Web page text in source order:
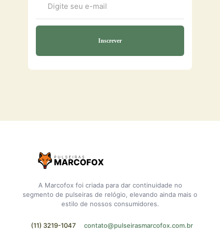
A Marcofox foi criada para dar continuidade no
segmento de pulseiras de relógio, elevando ainda mais o
estilo de nossos consumidores.
(11) 3219-1047 contato@pulseirasmarcofox.com.br